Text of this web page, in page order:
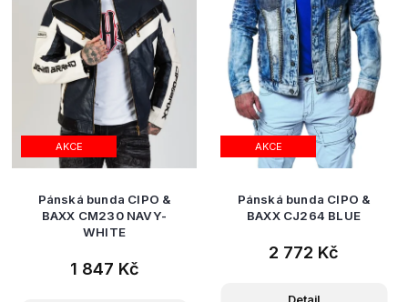
AKCE
Pánská bunda CIPO &
BAXX CM230 NAVY-
WHITE
1 847 Kč
AKCE
Pánská bunda CIPO &
BAXX CJ264 BLUE
2 772 Kč